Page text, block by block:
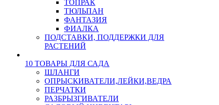
ТОПРАК
ТЮЛЬПАН
ФАНТАЗИЯ
ФИАЛКА
ПОДСТАВКИ, ПОДДЕРЖКИ ДЛЯ
РАСТЕНИЙ
10 ТОВАРЫ ДЛЯ САДА
ШЛАНГИ
ОПРЫСКИВАТЕЛИ,ЛЕЙКИ,ВЕДРА
ПЕРЧАТКИ
РАЗБРЫЗГИВАТЕЛИ